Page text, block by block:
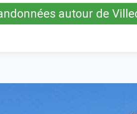
autour de